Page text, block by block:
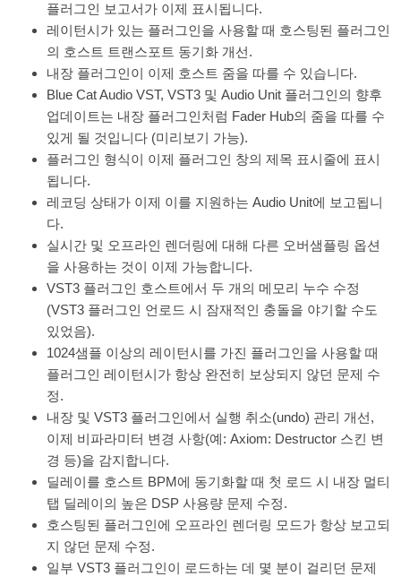
플러그인 보고서가 이제 표시됩니다.
레이턴시가 있는 플러그인을 사용할 때 호스팅된 플러그인
의 호스트 트랜스포트 동기화 개선.
내장 플러그인이 이제 호스트 줌을 따를 수 있습니다.
Blue Cat Audio VST, VST3 및 Audio Unit 플러그인의 향후
업데이트는 내장 플러그인처럼 Fader Hub의 줌을 따를 수
있게 될 것입니다 (미리보기 가능).
플러그인 형식이 이제 플러그인 창의 제목 표시줄에 표시
됩니다.
레코딩 상태가 이제 이를 지원하는 Audio Unit에 보고됩니
다.
실시간 및 오프라인 렌더링에 대해 다른 오버샘플링 옵션
을 사용하는 것이 이제 가능합니다.
VST3 플러그인 호스트에서 두 개의 메모리 누수 수정
(VST3 플러그인 언로드 시 잠재적인 충돌을 야기할 수도
있었음).
1024샘플 이상의 레이턴시를 가진 플러그인을 사용할 때
플러그인 레이턴시가 항상 완전히 보상되지 않던 문제 수
정.
내장 및 VST3 플러그인에서 실행 취소(undo) 관리 개선,
이제 비파라미터 변경 사항(예: Axiom: Destructor 스킨 변
경 등)을 감지합니다.
딜레이를 호스트 BPM에 동기화할 때 첫 로드 시 내장 멀티
탭 딜레이의 높은 DSP 사용량 문제 수정.
호스팅된 플러그인에 오프라인 렌더링 모드가 항상 보고되
지 않던 문제 수정.
일부 VST3 플러그인이 로드하는 데 몇 분이 걸리던 문제